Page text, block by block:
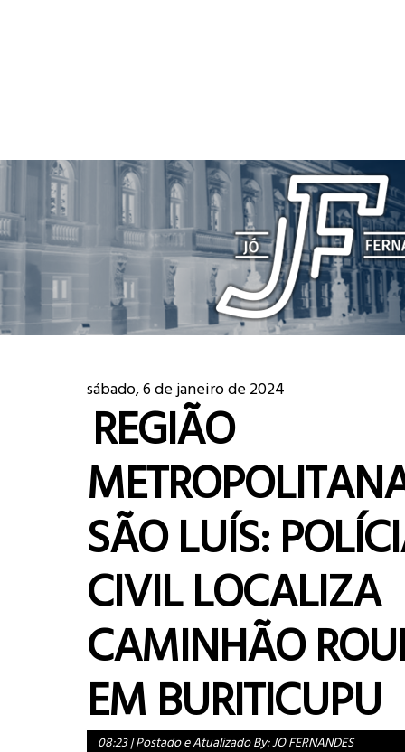
sábado, 6 de janeiro de 2024
REGIÃO
SÃO LUÍS:
CIVIL LOCALIZA
CAMINHÃO
EM BURITICUPU
08:23|Postado e Atualizado By:JO FERNANDES